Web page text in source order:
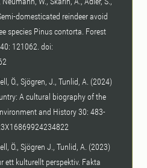
domesticated reindeer avoid
species Pinus contorta. Forest
121062. doi:
Ö., Sjögren, J., Tunlid, A. (2024)
A cultural biography of the
and History 30: 483-
Ö., Sjögren J., Tunlid, A. (2023)
ett kulturellt perspektiv. Fakta